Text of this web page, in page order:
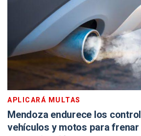
APLICARÁ MULTAS
Mendoza endurece los
vehículos y motos para frenar